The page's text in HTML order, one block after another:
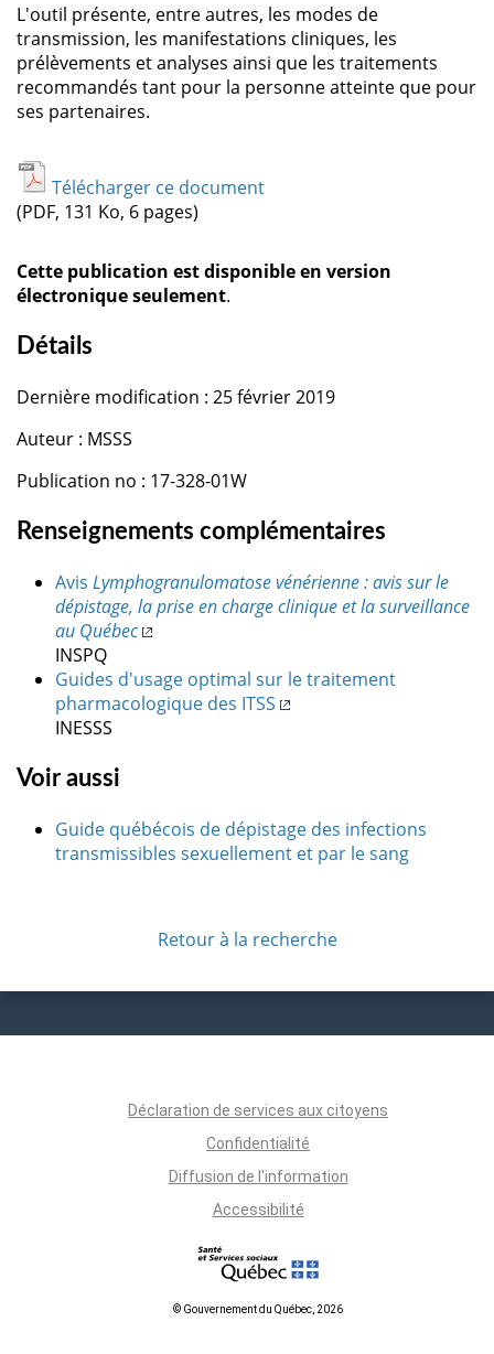
L'outil présente, entre autres, les modes de
transmission, les manifestations cliniques, les
prélèvements et analyses ainsi que les traitements
recommandés tant pour la personne atteinte que pour
ses partenaires.
Télécharger ce document
(PDF, 131 Ko, 6 pages)
Cette publication est disponible en version
électronique seulement.
Détails
Dernière modification : 25 février 2019
Auteur : MSSS
Publication no : 17-328-01W
Renseignements complémentaires
Avis Lymphogranulomatose vénérienne : avis sur le
dépistage, la prise en charge clinique et la surveillance
au Québec
INSPQ
Guides d'usage optimal sur le traitement
pharmacologique des ITSS
INESSS
Voir aussi
Guide québécois de dépistage des infections
transmissibles sexuellement et par le sang
Retour à la recherche
Déclaration de services aux citoyens
Confidentialité
Diffusion de l'information
Accessibilité
© Gouvernement du Québec, 2026